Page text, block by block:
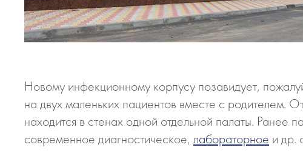
Новому инфекционному корпусу позавидует,
на двух маленьких пациентов вместе с родителем.
находится в стенах одной отдельной палаты. Ранее
современное диагностическое, лабораторное и др.